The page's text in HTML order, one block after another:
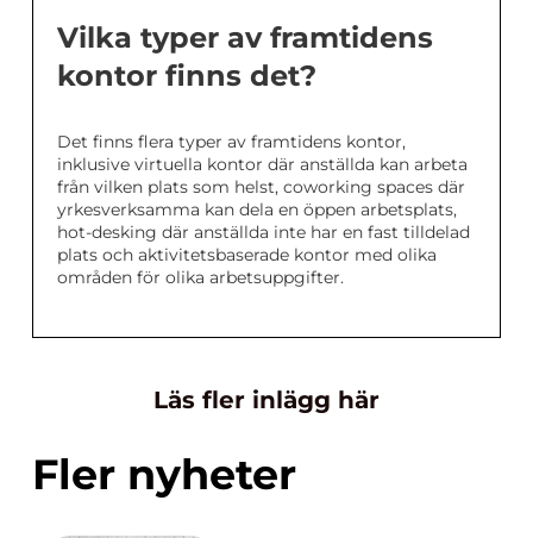
Vilka typer av framtidens
kontor finns det?
Det finns flera typer av framtidens kontor,
inklusive virtuella kontor där anställda kan arbeta
från vilken plats som helst, coworking spaces där
yrkesverksamma kan dela en öppen arbetsplats,
hot-desking där anställda inte har en fast tilldelad
plats och aktivitetsbaserade kontor med olika
områden för olika arbetsuppgifter.
Läs fler inlägg här
Fler nyheter